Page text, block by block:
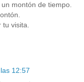
montón de tiempo.
tu visita.
12:57